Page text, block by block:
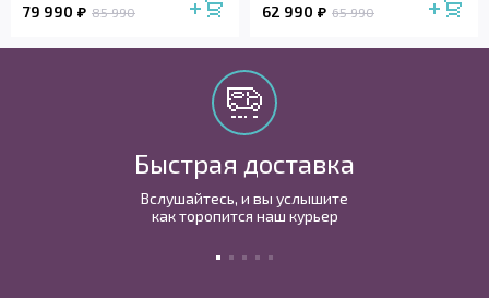
79 990 85 990 62 990 65 990
Быстрая доставка
Вслушайтесь, и вы услышите
как торопится наш курьер